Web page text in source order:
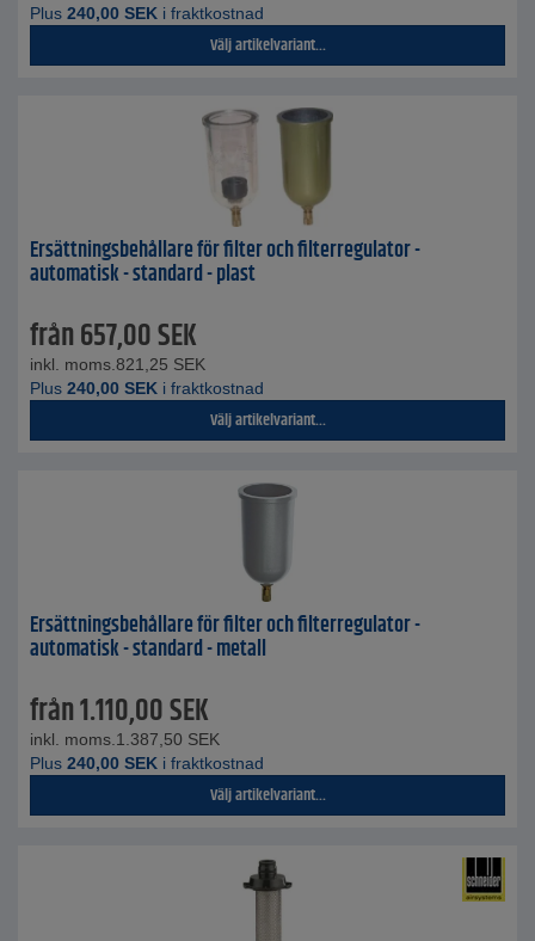
Plus 240,00 SEK i fraktkostnad
Välj artikelvariant...
Ersättningsbehållare för filter och filterregulator -
automatisk - standard - plast
från657,00SEK
inkl. moms. 821,25 SEK
Plus 240,00 SEK i fraktkostnad
Välj artikelvariant...
Ersättningsbehållare för filter och filterregulator -
automatisk - standard - metall
från1.110,00SEK
inkl. moms. 1.387,50 SEK
Plus 240,00 SEK i fraktkostnad
Välj artikelvariant...